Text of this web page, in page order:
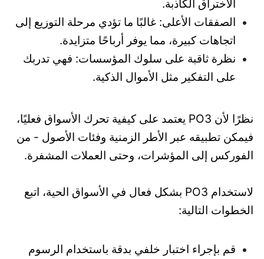
الاختراق الكاذبة.
الصفقات الأعلى: غالبًا ما تؤدي مرحلة التوزيع إلى
اتجاهات كبيرة، مما يوفر أرباحًا متزايدة.
نظرة ثاقبة على سلوك المؤسسات: فهي تدربك
على التفكير مثل الأموال الذكية.
نظرًا لأن PO3 يعتمد على كيفية تحرك الأسواق فعليًا،
فيمكن تطبيقه عبر الأطر الزمنية وفئات الأصول - من
الفوركس إلى المؤشرات، وحتى العملات المشفرة.
لاستخدام PO3 بشكل فعال في الأسواق الحية، اتبع
الخطوات التالية:
قم بإجراء اختبار خلفي بدقة باستخدام الرسوم